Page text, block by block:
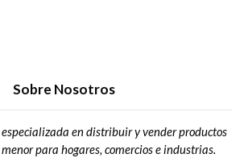
Sobre Nosotros
especializada en distribuir y vender productos
para hogares, comercios e industrias.